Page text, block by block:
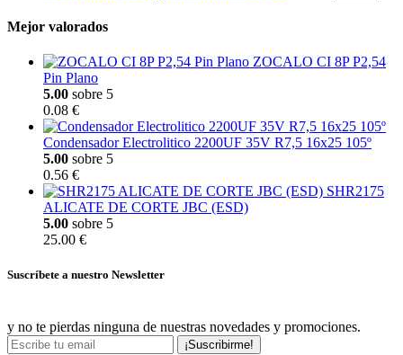
Mejor valorados
ZOCALO CI 8P P2,54
Pin Plano
5.00 sobre 5
0.08 €
Condensador Electrolitico 2200UF 35V R7,5 16x25 105º
5.00 sobre 5
0.56 €
SHR2175
ALICATE DE CORTE JBC (ESD)
5.00 sobre 5
25.00 €
Suscríbete a nuestro Newsletter
y no te pierdas ninguna de nuestras novedades y promociones.
¡Suscribirme!